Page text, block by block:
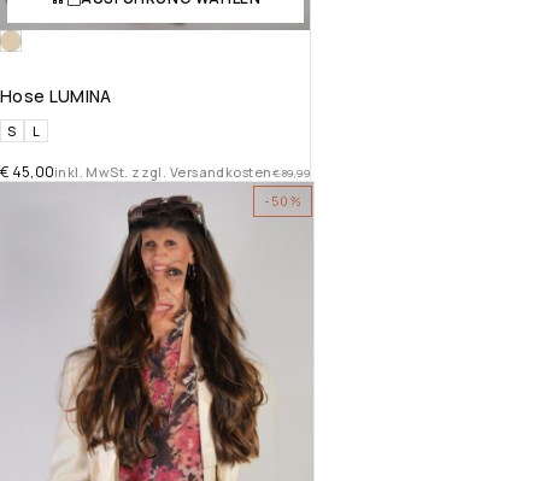
Hose LUMINA
S L
€89,99
€ 45,00inkl. MwSt. zzgl. Versandkosten
-50%